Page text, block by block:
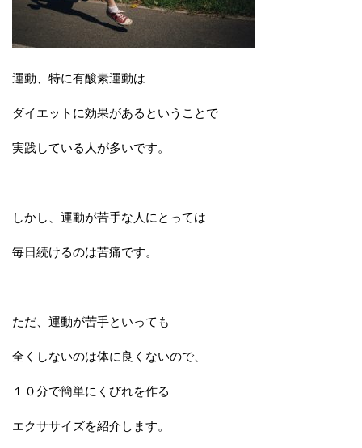
運動、特に有酸素運動は
ダイエットに効果があるということで
実践している人が多いです。
しかし、運動が苦手な人にとっては
毎日続けるのは苦痛です。
ただ、運動が苦手といっても
全くしないのは体に良くないので、
１０分で簡単にくびれを作る
エクササイズを紹介します。